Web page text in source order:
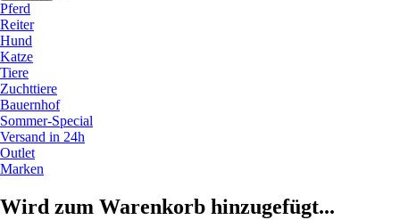
Pferd
Reiter
Hund
Katze
Tiere
Zuchttiere
Bauernhof
Sommer-Special
Versand in 24h
Outlet
Marken
Wird zum Warenkorb hinzugefügt...